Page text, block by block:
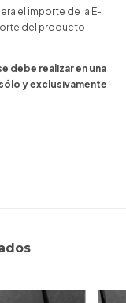
el importe de la E-
del producto
debe realizar en una
y exclusivamente